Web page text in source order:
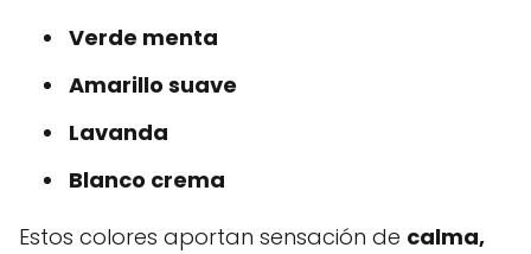
Verde menta
Amarillo suave
Lavanda
Blanco crema
Estos colores aportan sensación de calma,